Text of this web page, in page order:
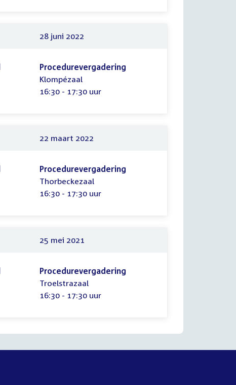
28 juni 2022
Procedurevergadering
Klompézaal
Tijd:
16:30 - 17:30 uur
22 maart 2022
Procedurevergadering
Thorbeckezaal
Tijd:
16:30 - 17:30 uur
25 mei 2021
Procedurevergadering
Troelstrazaal
Tijd:
16:30 - 17:30 uur